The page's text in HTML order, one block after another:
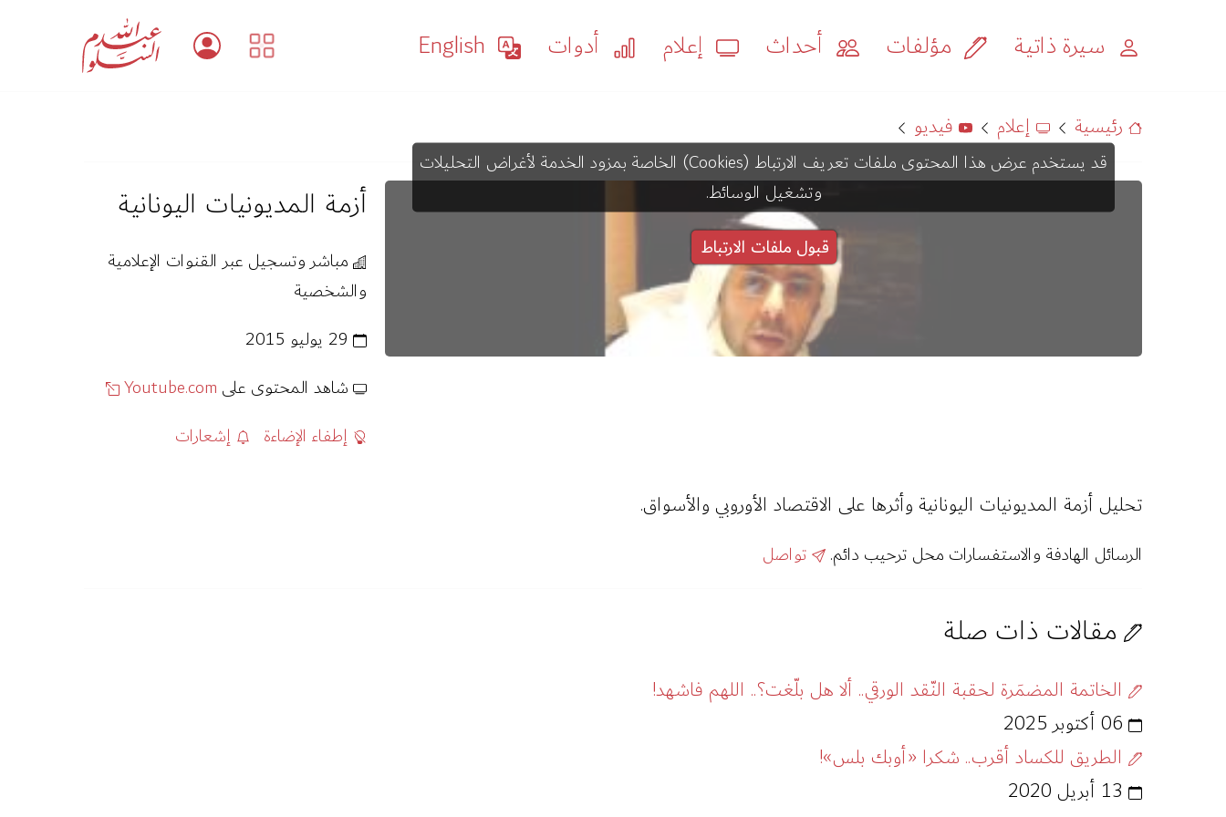
سيرة ذاتية مؤلفات أحداث إعلام أدوات
رئيسية إعلام فيديو
قد يستخدم عرض هذا المحتوى ملفات تعريف الارتباط (Cookies) الخاصة بمزود الخدمة لأغراض التحليلات
وتشغيل الوسائط.
قبول ملفات الارتباط
أزمة المديونيات اليونانية
مباشر وتسجيل عبر القنوات الإعلامية
والشخصية
شاهد المحتوى على Youtube.com
إطفاء الإضاءة
إشعارات
تحليل أزمة المديونيات اليونانية وأثرها على الاقتصاد الأوروبي والأسواق.
الرسائل الهادفة والاستفسارات محل ترحيب دائم. تواصل
مقالات ذات صلة
الخاتمة المضمَرة لحقبة النّقد الورقي.. ألا هل بلّغت؟.. اللهم فاشهد!
الطريق للكساد أقرب.. شكرا «أوبك بلس»!